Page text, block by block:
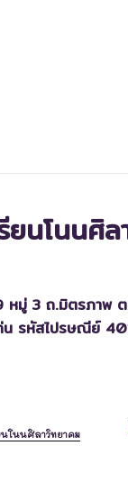
ยนโนนศิ
หมู่ 3 ถ.มิตรภาพ ต
น รหัสไปรษณีย์
นโนนศิลาวิทยาคม